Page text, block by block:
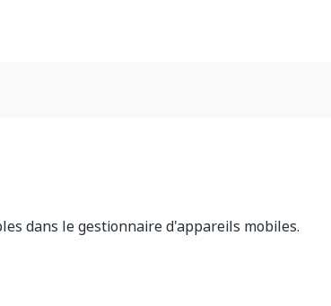
dans le gestionnaire d'appareils mobiles.